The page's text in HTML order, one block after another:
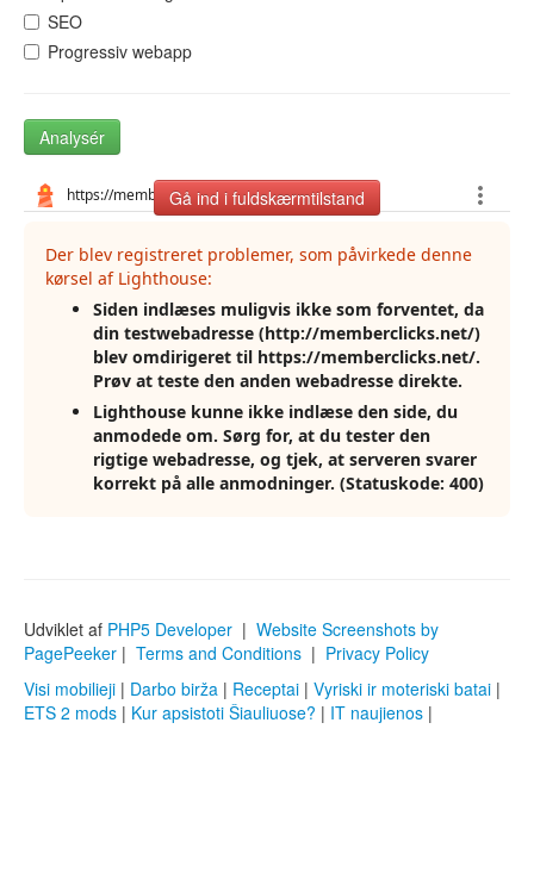
SEO
Progressiv webapp
Analysér
Gå ind i fuldskærmtilstand
Udviklet af PHP5 Developer | Website Screenshots by
PagePeeker | Terms and Conditions | Privacy Policy
Visi mobilieji | Darbo birža | Receptai | Vyriski ir moteriski batai |
ETS 2 mods | Kur apsistoti Šiauliuose? | IT naujienos |